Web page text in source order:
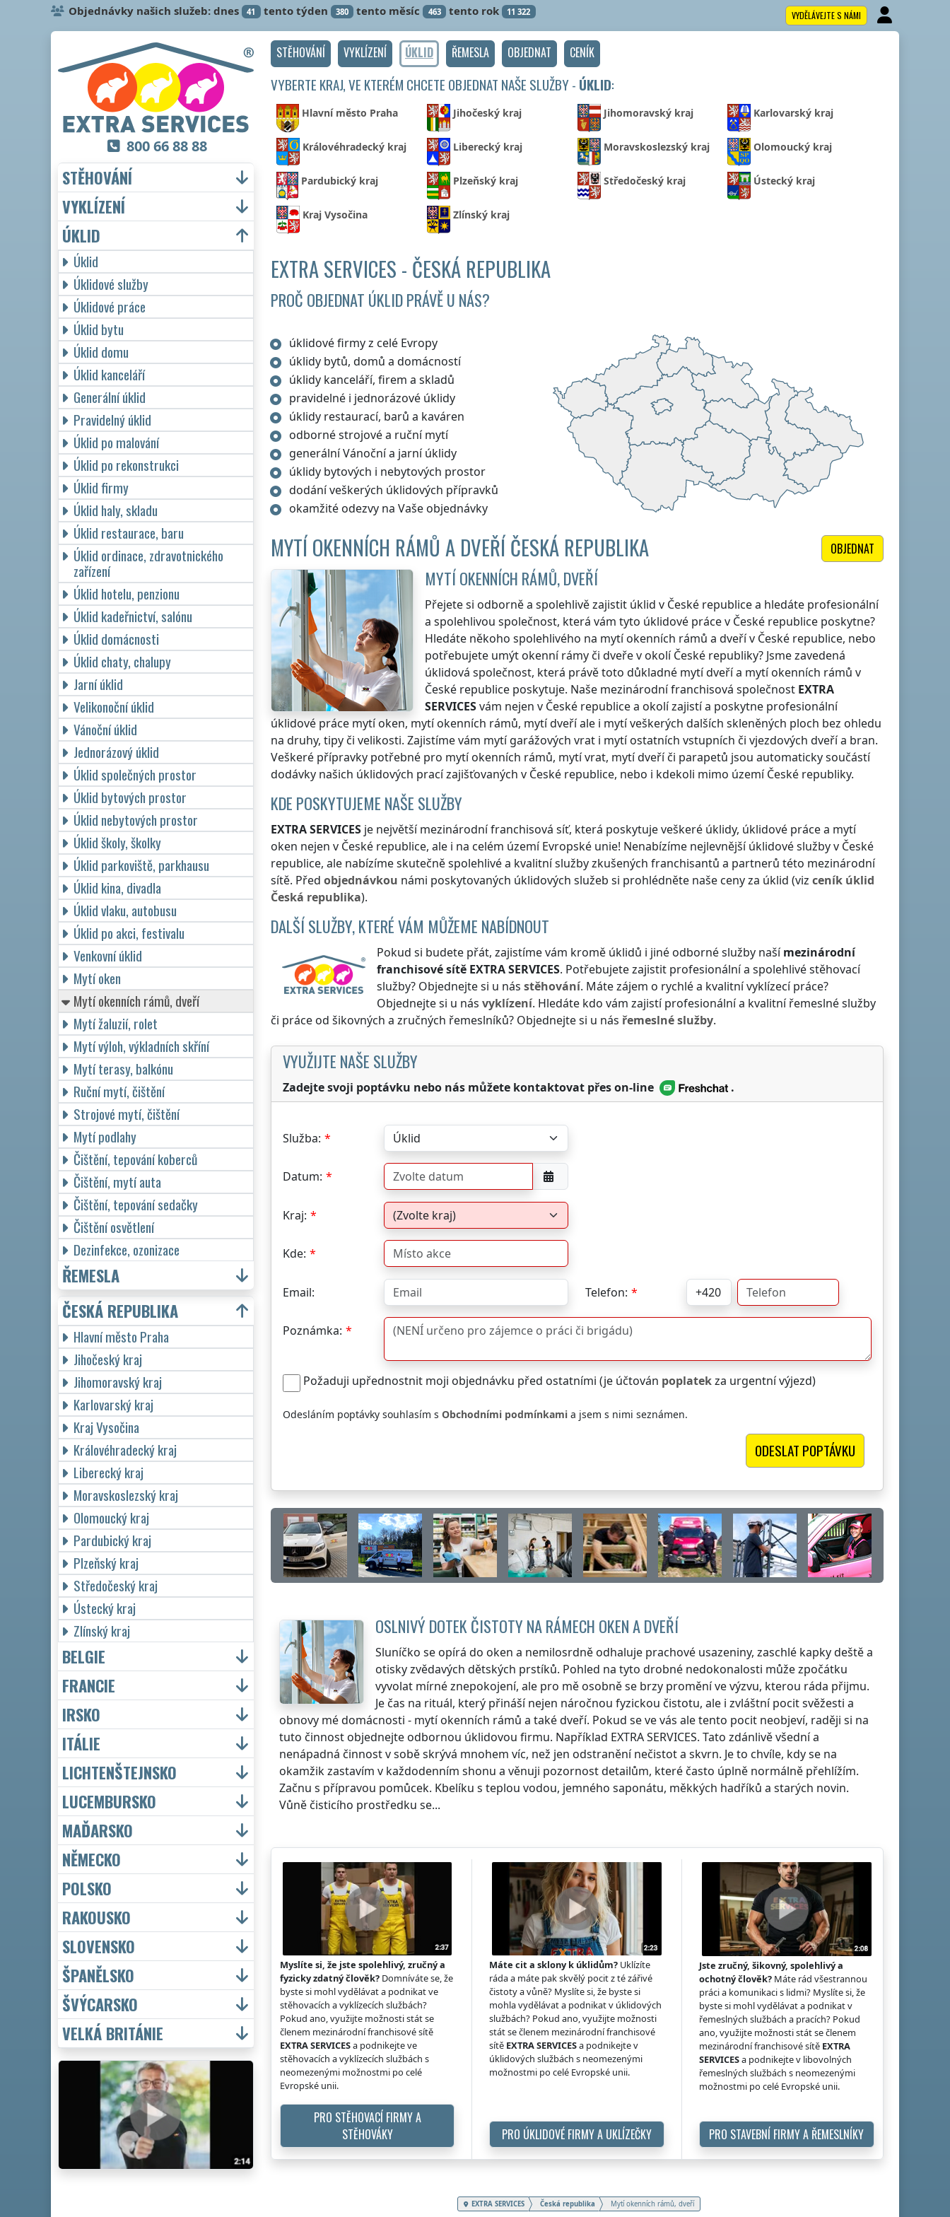
Objednávky našich služeb: dnes 41 tento týden 380 tento měsíc 463 tento rok 11 322 VYDĚLÁVEJTE S NÁMI
STĚHOVÁNÍ VYKLÍZENÍ ÚKLID ŘEMESLA OBJEDNAT CENÍK
VYBERTE KRAJ, VE KTERÉM CHCETE OBJEDNAT NAŠE SLUŽBY - ÚKLID:
Hlavní město Praha Jihočeský kraj Jihomoravský kraj Karlovarský kraj
Královéhradecký kraj Liberecký kraj Moravskoslezský kraj Olomoucký kraj
Pardubický kraj Plzeňský kraj Středočeský kraj Ústecký kraj
Kraj Vysočina Zlínský kraj
EXTRA SERVICES - ČESKÁ REPUBLIKA
PROČ OBJEDNAT ÚKLID PRÁVĚ U NÁS?
úklidové firmy z celé Evropy
úklidy bytů, domů a domácností
úklidy kanceláří, firem a skladů
pravidelné i jednorázové úklidy
úklidy restaurací, barů a kaváren
odborné strojové a ruční mytí
generální Vánoční a jarní úklidy
úklidy bytových i nebytových prostor
dodání veškerých úklidových přípravků
okamžité odezvy na Vaše objednávky
OBJEDNAT
MYTÍ OKENNÍCH RÁMŮ A DVEŘÍ ČESKÁ REPUBLIKA
MYTÍ OKENNÍCH RÁMŮ, DVEŘÍ
Přejete si odborně a spolehlivě zajistit úklid v České republicea hledáte profesionální
a spolehlivou společnost, která vám tyto úklidové prácev České republice poskytne?
Hledáte někoho spolehlivého na mytí okenních rámů a dveřív České republice, nebo
potřebujete umýt okenní rámy či dveře v okolíČeské republiky? Jsme zavedená
úklidová společnost, která právě toto důkladné mytí dveří a mytí okenních rámů v
České republice poskytuje. Naše mezinárodní franchisová společnost EXTRA
SERVICESvám nejen v České republicea okolí zajistí a poskytne profesionální
úklidové práce mytí oken, mytí okenních rámů, mytí dveří ale i mytí veškerých dalších skleněných ploch bez ohledu
na druhy, tipy či velikosti. Zajistíme vám mytí garážových vrat i mytí ostatních vstupních či vjezdových dveří a bran.
Veškeré přípravky potřebné pro mytí okenních rámů, mytí vrat, mytí dveří či parapetů jsou automaticky součástí
dodávky našich úklidových prací zajišťovaných v České republice, nebo i kdekoli mimo území České republiky.
KDE POSKYTUJEME NAŠE SLUŽBY
EXTRA SERVICES je největší mezinárodní franchisová síť, která poskytuje veškeré úklidy, úklidové práce a mytí
oken nejen v České republice, ale i na celém území Evropské unie! Nenabízíme nejlevnější úklidové službyv České
republice, ale nabízíme skutečně spolehlivé a kvalitní služby zkušených franchisantů a partnerů této mezinárodní
sítě. Před objednávkou námi poskytovaných úklidových služeb si prohlédněte naše ceny za úklid (viz ceník úklid
Česká republika).
DALŠÍ SLUŽBY, KTERÉ VÁM MŮŽEME NABÍDNOUT
Pokud si budete přát, zajistíme vám kromě úklidů i jiné odborné služby našímezinárodní
franchisové sítě EXTRA SERVICES. Potřebujete zajistit profesionální a spolehlivé stěhovací
služby? Objednejte si u nás stěhování. Máte zájem o rychlé a kvalitní vyklízecí práce?
Objednejte si u nás vyklízení. Hledáte kdo vám zajistí profesionální a kvalitní řemeslné služby
či práce od šikovných a zručných řemeslníků? Objednejte si u nás řemeslné služby.
VYUŽIJTE NAŠE SLUŽBY
Zadejte svoji poptávku nebo nás můžete kontaktovat přes on-line .
Služba:
Datum:
Kraj:
Kde:
Email: Telefon:
Poznámka:
Požaduji upřednostnit moji objednávku před ostatními (je účtován poplatekza urgentní výjezd)
Odesláním poptávky souhlasím s Obchodními podmínkami a jsem s nimi seznámen.
OSLNIVÝ DOTEK ČISTOTY NA RÁMECH OKEN A DVEŘÍ
Sluníčko se opírá do oken a nemilosrdně odhaluje prachové usazeniny, zaschlé kapky deště a
otisky zvědavých dětských prstíků. Pohled na tyto drobné nedokonalosti může zpočátku
vyvolat mírné znepokojení, ale pro mě osobně se brzy promění ve výzvu, kterou ráda přijmu.
Je čas na rituál, který přináší nejen náročnou fyzickou čistotu, ale i zvláštní pocit svěžesti a
obnovy mé domácnosti - mytí okenních rámů a také dveří. Pokud se ve vás ale tento pocit neobjeví, raději si na
tuto činnost objednejte odbornou úklidovou firmu. Například EXTRA SERVICES. Tato zdánlivě všední a
nenápadná činnost v sobě skrývá mnohem víc, než jen odstranění nečistot a skvrn. Je to chvíle, kdy se na
okamžik zastavím v každodenním shonu a věnuji pozornost detailům, které často úplně normálně přehlížím.
Začnu s přípravou pomůcek. Kbelíku s teplou vodou, jemného saponátu, měkkých hadříků a starých novin.
Vůně čisticího prostředku se...
Myslíte si, že jste spolehlivý, zručný a
fyzicky zdatný člověk? Domníváte se, že
byste si mohl vydělávat a podnikat ve
stěhovacích a vyklízecích službách?
Pokud ano, využijte možnosti stát se
členem mezinárodní franchisové sítě
EXTRA SERVICESa podnikejte ve
stěhovacích a vyklízecích službách s
neomezenými možnostmi po celé
Evropské unii.
PRO STĚHOVACÍ FIRMY A
STĚHOVÁKY
Máte cit a sklony k úklidům? Uklízíte
ráda a máte pak skvělý pocit z té zářivé
čistoty a vůně? Myslíte si, že byste si
mohla vydělávat a podnikat v úklidových
službách? Pokud ano, využijte možnosti
stát se členem mezinárodní franchisové
sítě EXTRA SERVICESa podnikejte v
úklidových službách s neomezenými
možnostmi po celé Evropské unii.
PRO ÚKLIDOVÉ FIRMY A UKLÍZEČKY
Jste zručný, šikovný, spolehlivý a
ochotný člověk?Máte rád všestrannou
práci a komunikaci s lidmi? Myslíte si, že
byste si mohl vydělávat a podnikat v
řemeslných službách a pracích? Pokud
ano, využijte možnosti stát se členem
mezinárodní franchisové sítě EXTRA
SERVICESa podnikejte v libovolných
řemeslných službách s neomezenými
možnostmi po celé Evropské unii.
PRO STAVEBNÍ FIRMY A ŘEMESLNÍKY
EXTRA SERVICES Česká republika Mytí okenních rámů, dveří
800 66 88 88
STĚHOVÁNÍ
VYKLÍZENÍ
ÚKLID
Úklid
Úklidové služby
Úklidové práce
Úklid bytu
Úklid domu
Úklid kanceláří
Generální úklid
Pravidelný úklid
Úklid po malování
Úklid po rekonstrukci
Úklid firmy
Úklid haly, skladu
Úklid restaurace, baru
Úklid ordinace, zdravotnického
zařízení
Úklid hotelu, penzionu
Úklid kadeřnictví, salónu
Úklid domácnosti
Úklid chaty, chalupy
Jarní úklid
Velikonoční úklid
Vánoční úklid
Jednorázový úklid
Úklid společných prostor
Úklid bytových prostor
Úklid nebytových prostor
Úklid školy, školky
Úklid parkoviště, parkhausu
Úklid kina, divadla
Úklid vlaku, autobusu
Úklid po akci, festivalu
Venkovní úklid
Mytí oken
Mytí okenních rámů, dveří
Mytí žaluzií, rolet
Mytí výloh, výkladních skříní
Mytí terasy, balkónu
Ruční mytí, čištění
Strojové mytí, čištění
Mytí podlahy
Čištění, tepování koberců
Čištění, mytí auta
Čištění, tepování sedačky
Čištění osvětlení
Dezinfekce, ozonizace
ŘEMESLA
ČESKÁ REPUBLIKA
Hlavní město Praha
Jihočeský kraj
Jihomoravský kraj
Karlovarský kraj
Kraj Vysočina
Královéhradecký kraj
Liberecký kraj
Moravskoslezský kraj
Olomoucký kraj
Pardubický kraj
Plzeňský kraj
Středočeský kraj
Ústecký kraj
Zlínský kraj
BELGIE
FRANCIE
IRSKO
ITÁLIE
LICHTENŠTEJNSKO
LUCEMBURSKO
MAĎARSKO
NĚMECKO
POLSKO
RAKOUSKO
SLOVENSKO
ŠPANĚLSKO
ŠVÝCARSKO
VELKÁ BRITÁNIE